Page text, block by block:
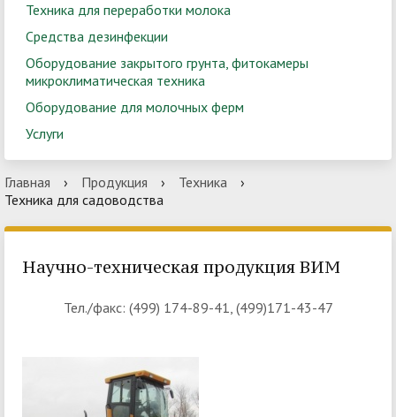
Техника для переработки молока
Средства дезинфекции
Оборудование закрытого грунта, фитокамеры
микроклиматическая техника
Оборудование для молочных ферм
Услуги
Главная › Продукция › Техника
›
Техника для садоводства
Научно-техническая продукция ВИМ
Тел./факс: (499) 174-89-41, (499)171-43-47